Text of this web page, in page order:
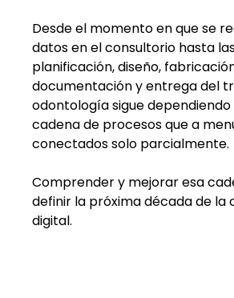
Desde el momento en que se
datos en el consultorio hasta
planificación, diseño,
documentación y entrega del
odontología sigue dependiendo
cadena de procesos que a
conectados solo parcialmente.
Comprender y mejorar esa
definir la próxima década de la
digital.